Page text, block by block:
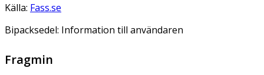
Källa: Fass.se
Bipacksedel: Information till användaren
Fragmin